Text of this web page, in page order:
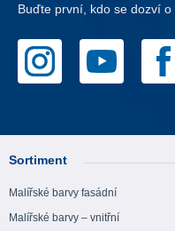
Buďte první, kdo se dozví o
Sortiment
Malířské barvy fasádní
Malířské barvy – vnitřní